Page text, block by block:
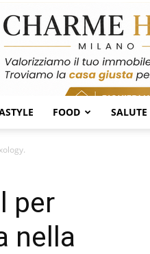
FOOD SALUTE
per
nella